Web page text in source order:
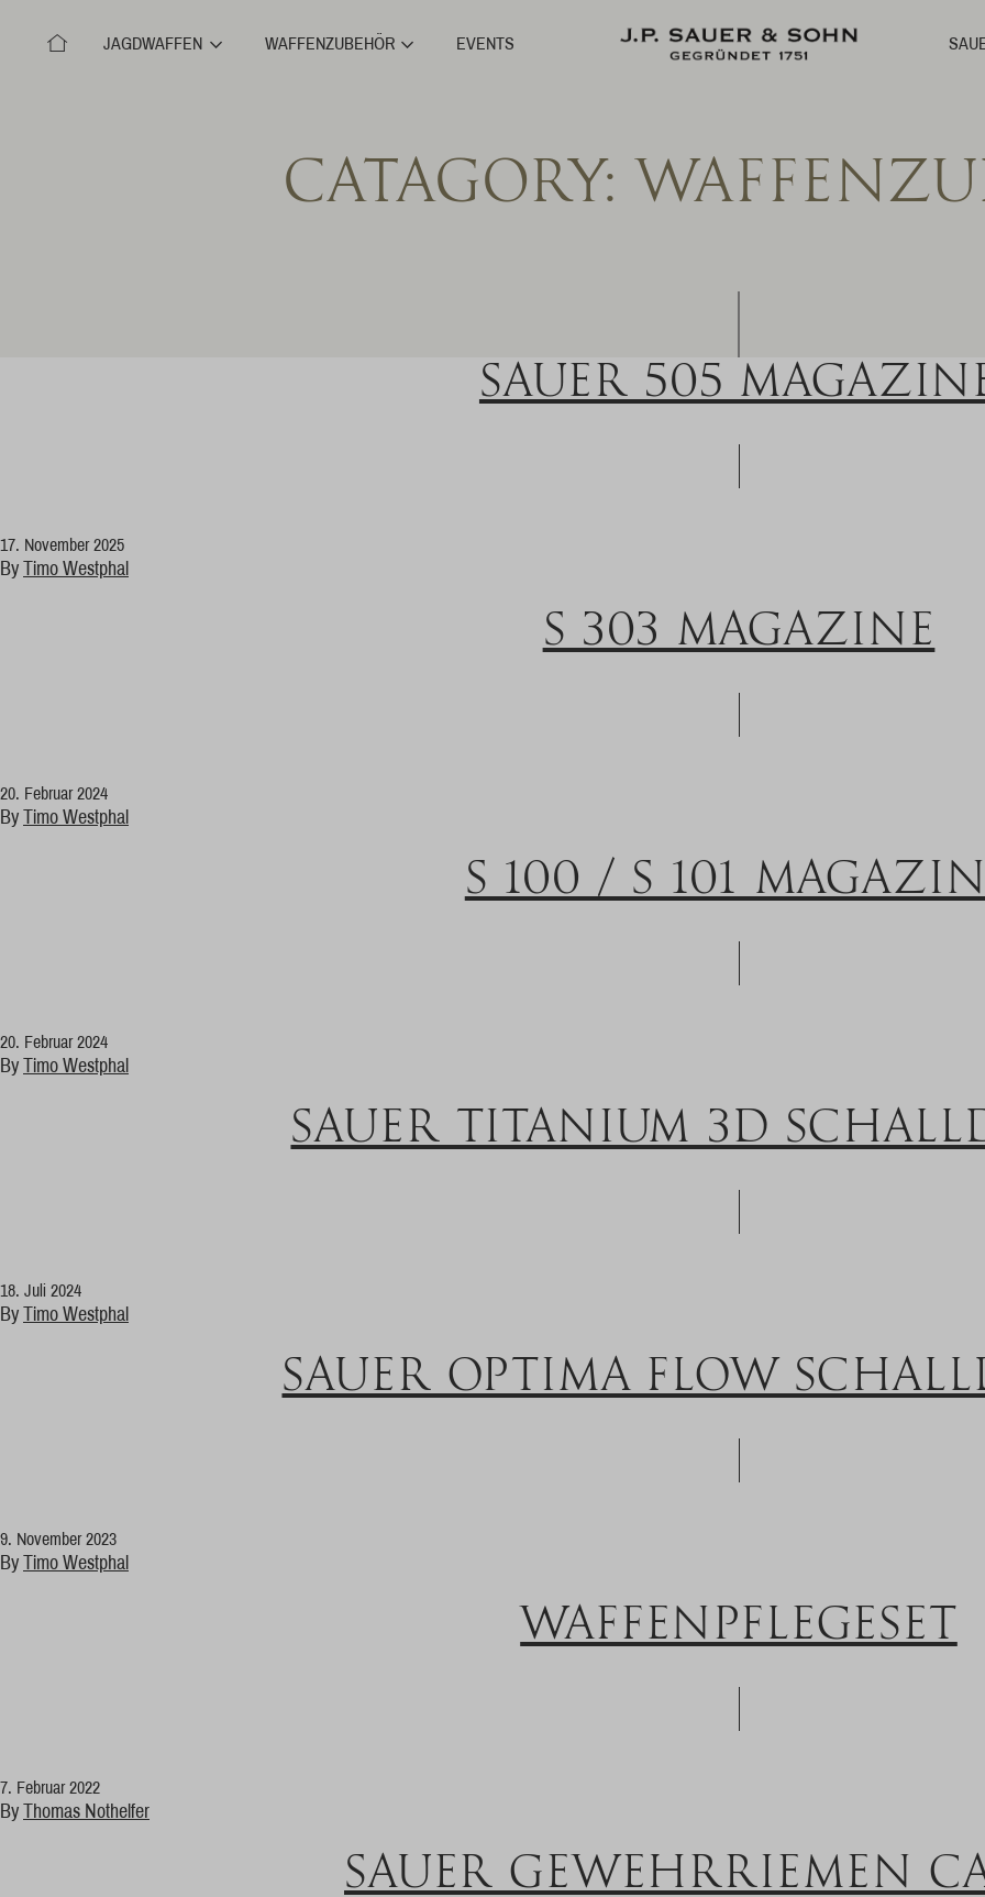
JAGDWAFFEN WAFFENZUBEHÖR EVENTS
CATAGORY:
SAUER 505
17. November 2025
By Timo Westphal
S 303 MAGAZINE
20. Februar 2024
By Timo Westphal
S 100 / S 101
20. Februar 2024
By Timo Westphal
SAUER TITANIUM 3D
18. Juli 2024
By Timo Westphal
SAUER OPTIMA FLOW
9. November 2023
By Timo Westphal
WAFFENPFLEGESET
7. Februar 2022
By Thomas Nothelfer
SAUER GEWEHRRIEMEN